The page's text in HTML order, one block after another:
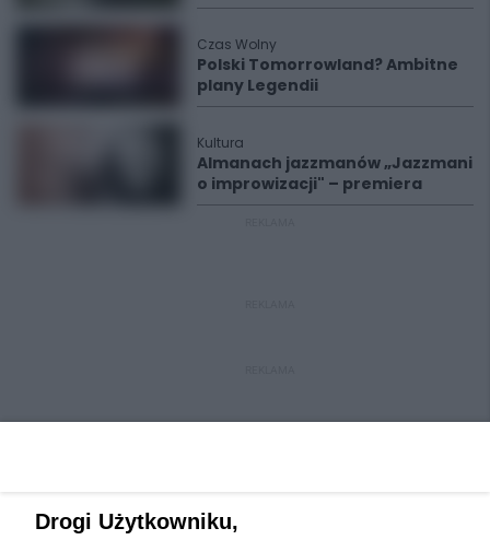
Czas Wolny
Polski Tomorrowland? Ambitne
plany Legendii
Kultura
Almanach jazzmanów „Jazzmani
o improwizacji" – premiera
Drogi Użytkowniku,